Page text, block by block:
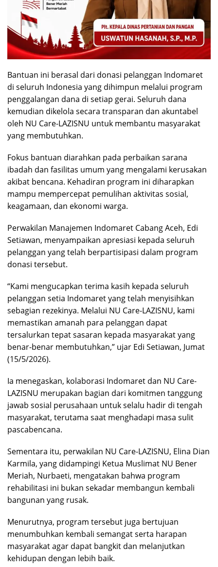
Bantuan ini berasal dari donasi pelanggan Indomaret
di seluruh Indonesia yang dihimpun melalui program
penggalangan dana di setiap gerai. Seluruh dana
kemudian dikelola secara transparan dan akuntabel
oleh NU Care-LAZISNU untuk membantu masyarakat
yang membutuhkan.
Fokus bantuan diarahkan pada perbaikan sarana
ibadah dan fasilitas umum yang mengalami kerusakan
akibat bencana. Kehadiran program ini diharapkan
mampu mempercepat pemulihan aktivitas sosial,
keagamaan, dan ekonomi warga.
Perwakilan Manajemen Indomaret Cabang Aceh, Edi
Setiawan, menyampaikan apresiasi kepada seluruh
pelanggan yang telah berpartisipasi dalam program
donasi tersebut.
“Kami mengucapkan terima kasih kepada seluruh
pelanggan setia Indomaret yang telah menyisihkan
sebagian rezekinya. Melalui NU Care-LAZISNU, kami
memastikan amanah para pelanggan dapat
tersalurkan tepat sasaran kepada masyarakat yang
benar-benar membutuhkan,” ujar Edi Setiawan, Jumat
(15/5/2026).
Ia menegaskan, kolaborasi Indomaret dan NU Care-
LAZISNU merupakan bagian dari komitmen tanggung
jawab sosial perusahaan untuk selalu hadir di tengah
masyarakat, terutama saat menghadapi masa sulit
pascabencana.
Sementara itu, perwakilan NU Care-LAZISNU, Elina Dian
Karmila, yang didampingi Ketua Muslimat NU Bener
Meriah, Nurbaeti, mengatakan bahwa program
rehabilitasi ini bukan sekadar membangun kembali
bangunan yang rusak.
Menurutnya, program tersebut juga bertujuan
menumbuhkan kembali semangat serta harapan
masyarakat agar dapat bangkit dan melanjutkan
kehidupan dengan lebih baik.